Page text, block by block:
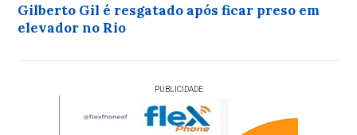
Gilberto Gil é resgatado após ficar preso em
elevador no Rio
PUBLICIDADE